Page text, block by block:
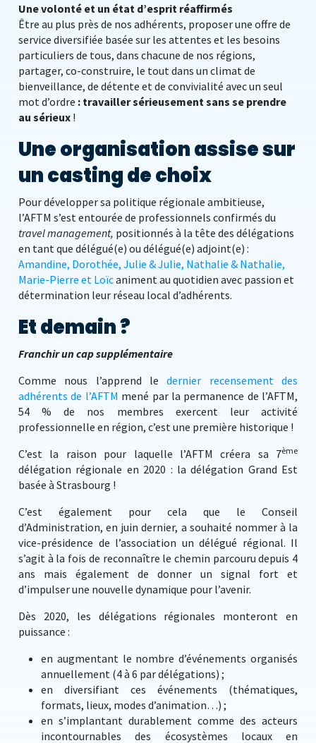
Une volonté et un état d’esprit réaffirmés
Être au plus près de nos adhérents, proposer une offre de
service diversifiée basée sur les attentes et les besoins
particuliers de tous, dans chacune de nos régions,
partager, co-construire, le tout dans un climat de
bienveillance, de détente et de convivialité avec un seul
mot d’ordre : travailler sérieusement sans se prendre
au sérieux !
Une organisation assise sur
un casting de choix
Pour développer sa politique régionale ambitieuse,
l’AFTM s’est entourée de professionnels confirmés du
travel management, positionnés à la tête des délégations
en tant que délégué(e) ou délégué(e) adjoint(e) :
Amandine, Dorothée, Julie & Julie, Nathalie & Nathalie,
Marie-Pierre et Loïcaniment au quotidien avec passion et
détermination leur réseau local d’adhérents.
Et demain ?
Franchir un cap supplémentaire
Comme nous l’apprend ledernier recensement des
adhérents de l’AFTM mené par la permanence de l’AFTM,
54 % de nos membres exercent leur activité
professionnelle en région, c’est une première historique !
C’est la raison pour laquelle l’AFTM créera sa 7ème
délégation régionale en 2020 : la délégation Grand Est
basée à Strasbourg !
C’est également pour cela que le Conseil
d’Administration, en juin dernier, a souhaité nommer à la
vice-présidence de l’association un délégué régional. Il
s’agit à la fois de reconnaître le chemin parcouru depuis 4
ans mais également de donner un signal fort et
d’impulser une nouvelle dynamique pour l’avenir.
Dès 2020, les délégations régionales monteront en
puissance :
en augmentant le nombre d’événements organisés
annuellement (4 à 6 par délégations) ;
en diversifiant ces événements (thématiques,
formats, lieux, modes d’animation…) ;
en s’implantant durablement comme des acteurs
incontournables des écosystèmes locaux en